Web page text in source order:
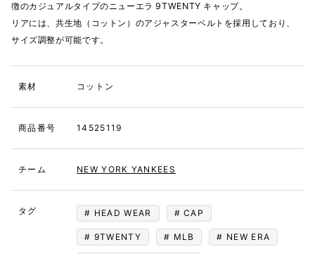
徴のカジュアルタイプのニューエラ 9TWENTY キャップ。
リアには、共生地（コットン）のアジャスターベルトを採用しており、
サイズ調整が可能です。
素材 コットン
商品番号 14525119
チーム NEW YORK YANKEES
タグ HEAD WEAR CAP
9TWENTY MLB NEW ERA